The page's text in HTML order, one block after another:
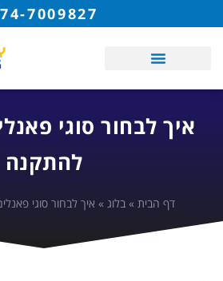
7009827
איך לבחור סוגי
להתקנה
דף הבית » בלוג » איך לבחור סוגי